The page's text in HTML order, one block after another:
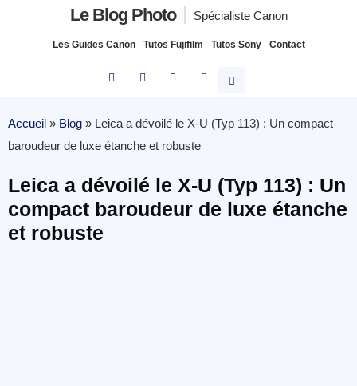
Le Blog Photo Spécialiste Canon
Les Guides Canon Tutos Fujifilm Tutos Sony Contact
Accueil » Blog » Leica a dévoilé le X-U (Typ 113) : Un compact
baroudeur de luxe étanche et robuste
Leica a dévoilé le X-U (Typ 113) : Un
compact baroudeur de luxe étanche
et robuste